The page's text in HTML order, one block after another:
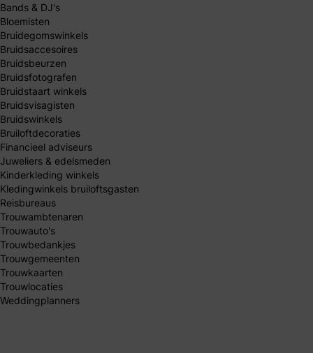
Bands & DJ's
Bloemisten
Bruidegomswinkels
Bruidsaccesoires
Bruidsbeurzen
Bruidsfotografen
Bruidstaart winkels
Bruidsvisagisten
Bruidswinkels
Bruiloftdecoraties
Financieel adviseurs
Juweliers & edelsmeden
Kinderkleding winkels
Kledingwinkels bruiloftsgasten
Reisbureaus
Trouwambtenaren
Trouwauto's
Trouwbedankjes
Trouwgemeenten
Trouwkaarten
Trouwlocaties
Weddingplanners